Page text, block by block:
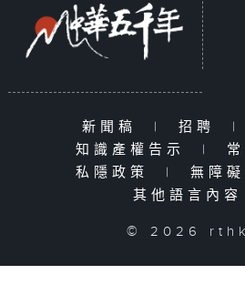
新聞稿 | 招聘 |
知識產權告示
|
私隱政策
| 無障
其他語言內容
© 2026